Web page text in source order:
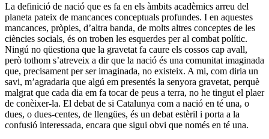
La definició de nació que es fa en els àmbits acadèmics arreu del
planeta pateix de mancances conceptuals profundes. I en aquestes
mancances, pròpies, d’altra banda, de molts altres conceptes de les
ciències socials, és on troben les esquerdes per al combat polític.
Ningú no qüestiona que la gravetat fa caure els cossos cap avall,
però tothom s’atreveix a dir que la nació és una comunitat imaginada
que, precisament per ser imaginada, no existeix. A mi, com diria un
savi, m’agradaria que algú em presentés la senyora gravetat, perquè
malgrat que cada dia em fa tocar de peus a terra, no he tingut el plaer
de conèixer-la. El debat de si Catalunya com a nació en té una, o
dues, o dues-centes, de llengües, és un debat estèril i porta a la
confusió interessada, encara que sigui obvi que només en té una.